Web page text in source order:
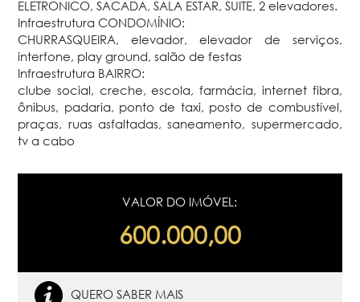
ELETRONICO, SACADA, SALA ESTAR, SUITE, 2 elevadores.
Infraestrutura CONDOMÍNIO:
CHURRASQUEIRA, elevador, elevador de serviços,
interfone, play ground, salão de festas
Infraestrutura BAIRRO:
clube social, creche, escola, farmácia, internet fibra,
ônibus, padaria, ponto de taxi, posto de combustível,
praças, ruas asfaltadas, saneamento, supermercado,
tv a cabo
VALOR DO IMÓVEL:
600.000,00
QUERO SABER MAIS